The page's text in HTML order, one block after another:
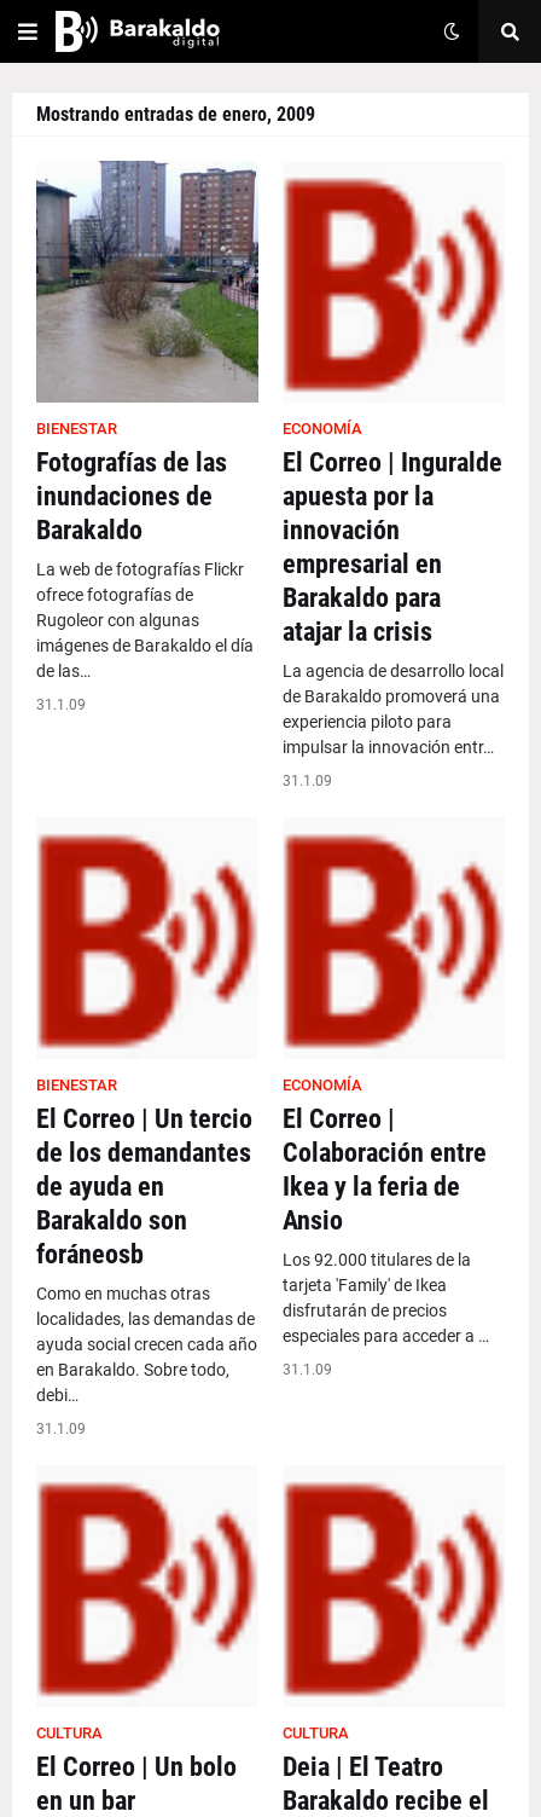
Mostrando entradas de enero, 2009
BIENESTAR
Fotografías de las
inundaciones de
Barakaldo
La web de fotografías Flickr
ofrece fotografías de
Rugoleor con algunas
imágenes de Barakaldo el día
de las…
31.1.09
ECONOMÍA
El Correo | Inguralde
apuesta por la
innovación
empresarial en
Barakaldo para
atajar la crisis
La agencia de desarrollo local
de Barakaldo promoverá una
experiencia piloto para
impulsar la innovación entr…
31.1.09
BIENESTAR
El Correo | Un tercio
de los demandantes
de ayuda en
Barakaldo son
foráneosb
Como en muchas otras
localidades, las demandas de
ayuda social crecen cada año
en Barakaldo. Sobre todo,
debi…
31.1.09
ECONOMÍA
El Correo |
Colaboración entre
Ikea y la feria de
Ansio
Los 92.000 titulares de la
tarjeta 'Family' de Ikea
disfrutarán de precios
especiales para acceder a …
31.1.09
CULTURA
El Correo | Un bolo
en un bar
CULTURA
Deia | El Teatro
Barakaldo recibe el